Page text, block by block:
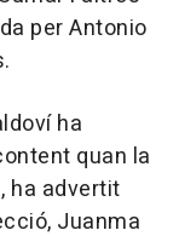
per Antonio
ha
quan la
ha advertit
Juanma